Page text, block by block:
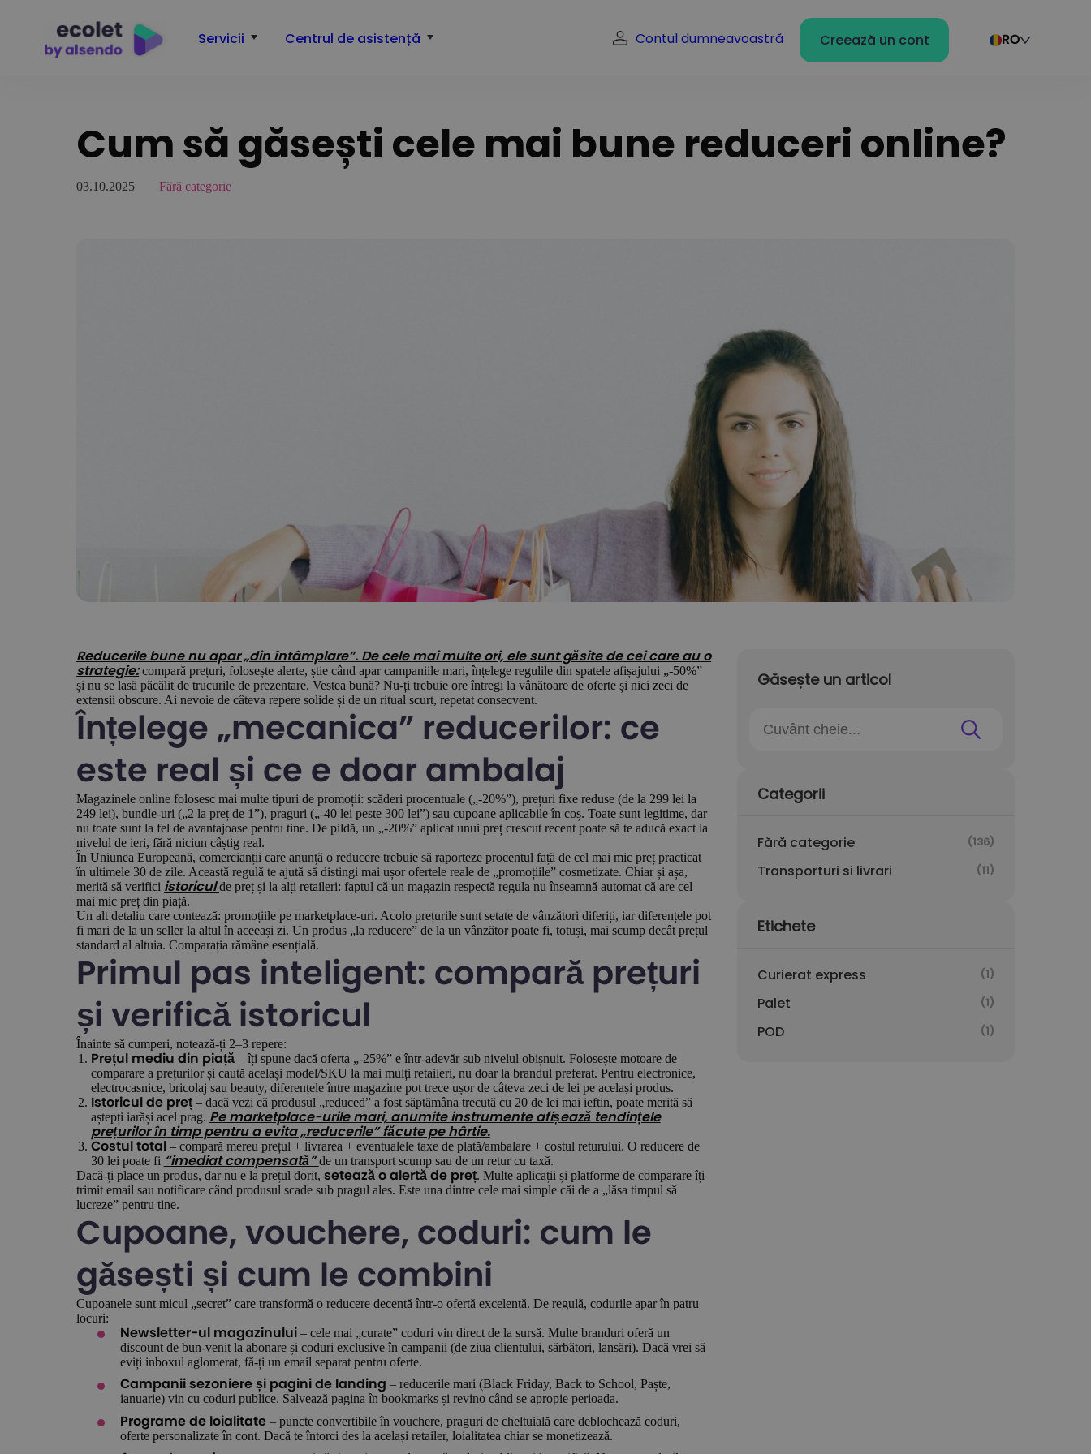
Contul dumneavoastră Creează un cont RO
Servicii Centrul de asistență
Cum să găsești cele mai bune reduceri online?
03.10.2025 Fără categorie
Reducerile bune nu apar „din întâmplare”. De cele mai multe ori, ele sunt găsite de cei care au o
strategie:compară prețuri, folosește alerte, știe când apar campaniile mari, înțelege regulile din spatele afișajului „-50%”
și nu se lasă păcălit de trucurile de prezentare. Vestea bună? Nu-ți trebuie ore întregi la vânătoare de oferte și nici zeci de
extensii obscure. Ai nevoie de câteva repere solide și de un ritual scurt, repetat consecvent.
Înțelege „mecanica” reducerilor: ce
este real și ce e doar ambalaj
Magazinele online folosesc mai multe tipuri de promoții: scăderi procentuale („-20%”), prețuri fixe reduse (de la 299 lei la
249 lei), bundle-uri („2 la preț de 1”), praguri („-40 lei peste 300 lei”) sau cupoane aplicabile în coș. Toate sunt legitime, dar
nu toate sunt la fel de avantajoase pentru tine. De pildă, un „-20%” aplicat unui preț crescut recent poate să te aducă exact la
nivelul de ieri, fără niciun câștig real.
În Uniunea Europeană, comercianții care anunță o reducere trebuie să raporteze procentul față de cel mai mic preț practicat
în ultimele 30 de zile. Această regulă te ajută să distingi mai ușor ofertele reale de „promoțiile” cosmetizate. Chiar și așa,
merită să verifici istoriculde preț și la alți retaileri: faptul că un magazin respectă regula nu înseamnă automat că are cel
mai mic preț din piață.
Un alt detaliu care contează: promoțiile pe marketplace-uri. Acolo prețurile sunt setate de vânzători diferiți, iar diferențele pot
fi mari de la un seller la altul în aceeași zi. Un produs „la reducere” de la un vânzător poate fi, totuși, mai scump decât prețul
standard al altuia. Comparația rămâne esențială.
Primul pas inteligent: compară prețuri
și verifică istoricul
Înainte să cumperi, notează-ți 2–3 repere:
Prețul mediu din piață– îți spune dacă oferta „-25%” e într-adevăr sub nivelul obișnuit. Folosește motoare de
comparare a prețurilor și caută același model/SKU la mai mulți retaileri, nu doar la brandul preferat. Pentru electronice,
electrocasnice, bricolaj sau beauty, diferențele între magazine pot trece ușor de câteva zeci de lei pe același produs.
Istoricul de preț– dacă vezi că produsul „reduced” a fost săptămâna trecută cu 20 de lei mai ieftin, poate merită să
aștepți iarăși acel prag. Pe marketplace-urile mari, anumite instrumente afișează tendințele
prețurilor în timp pentru a evita „reducerile” făcute pe hârtie.
Costul total – compară mereu prețul + livrarea + eventualele taxe de plată/ambalare + costul returului. O reducere de
30 lei poate fi “imediat compensată”de un transport scump sau de un retur cu taxă.
Dacă-ți place un produs, dar nu e la prețul dorit,setează o alertă de preț. Multe aplicații și platforme de comparare îți
trimit email sau notificare când produsul scade sub pragul ales. Este una dintre cele mai simple căi de a „lăsa timpul să
lucreze” pentru tine.
Cupoane, vouchere, coduri: cum le
găsești și cum le combini
Cupoanele sunt micul „secret” care transformă o reducere decentă într-o ofertă excelentă. De regulă, codurile apar în patru
locuri:
Newsletter-ul magazinului – cele mai „curate” coduri vin direct de la sursă. Multe branduri oferă un
discount de bun-venit la abonare și coduri exclusive în campanii (de ziua clientului, sărbători, lansări). Dacă vrei să
eviți inboxul aglomerat, fă-ți un email separat pentru oferte.
Campanii sezoniere și pagini de landing – reducerile mari (Black Friday, Back to School, Paște,
ianuarie) vin cu coduri publice. Salvează pagina în bookmarks și revino când se apropie perioada.
Programe de loialitate – puncte convertibile în vouchere, praguri de cheltuială care deblochează coduri,
oferte personalizate în cont. Dacă te întorci des la același retailer, loialitatea chiar se monetizează.
Găsește un articol
Categorii
Fără categorie (136)
Transporturi si livrari (11)
Etichete
Curierat express (1)
Palet (1)
POD (1)